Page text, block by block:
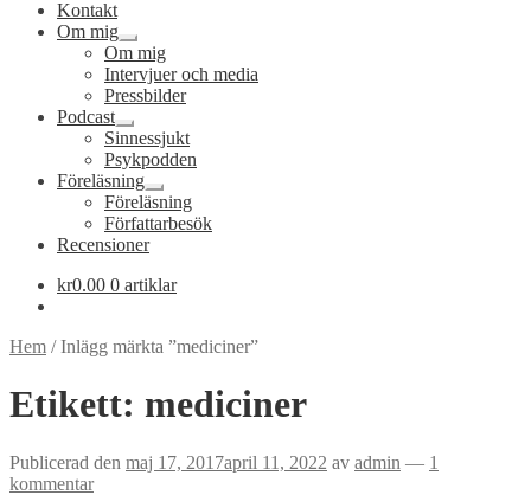
Kontakt
Om mig
Expandera
undermeny
Om mig
Intervjuer och media
Pressbilder
Podcast
Expandera
undermeny
Sinnessjukt
Psykpodden
Föreläsning
Expandera
undermeny
Föreläsning
Författarbesök
Recensioner
kr0.00 0 artiklar
Hem /Inlägg märkta ”mediciner”
Etikett: mediciner
Publicerad den maj 17, 2017april 11, 2022 av admin — 1
kommentar